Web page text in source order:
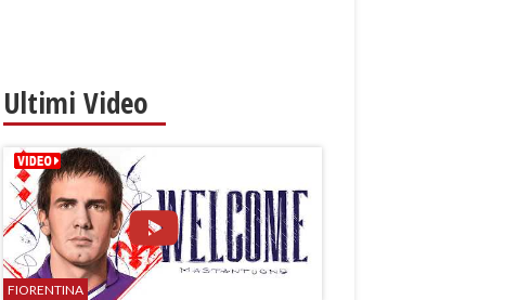
Ultimi Video
FIORENTINA